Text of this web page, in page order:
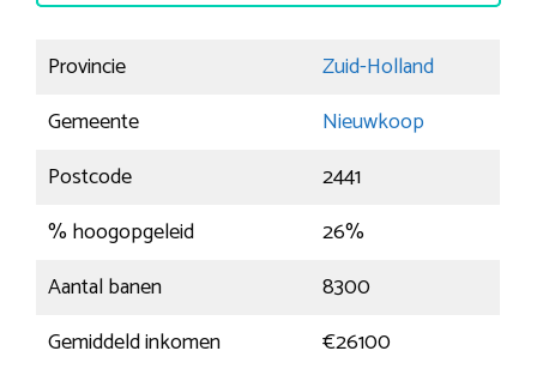
Provincie
Zuid-Holland
Gemeente
Nieuwkoop
Postcode
2441
% hoogopgeleid
26%
Aantal banen
8300
Gemiddeld inkomen
€26100